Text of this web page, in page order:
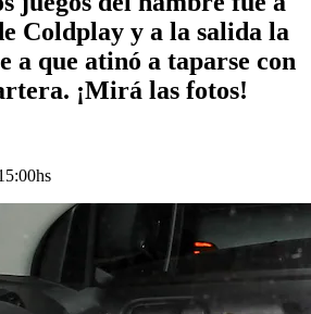
Coldplay y a la salida la
a que atinó a taparse con
¡Mirá las fotos!